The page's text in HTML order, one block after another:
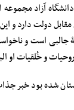
آزاد
دولت دارد و این
جالبی است و
و خُلقیات او
شده بود خبر